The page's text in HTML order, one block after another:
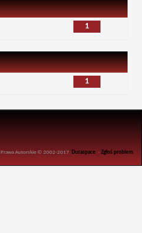
1
1
Prawa Autorskie © 2002-2017 Duraspace -Zgłoś problem